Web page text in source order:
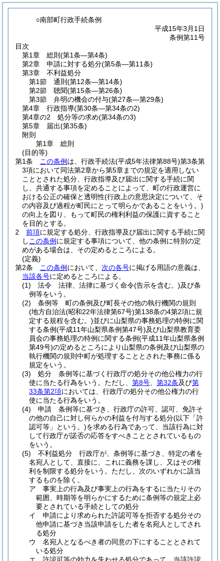
○南部町行政手続条例
平成15年3月1日
条例第11号
目次
第1章
総則 (第1条―第4条)
第2章
申請に対する処分(第5条―第11条)
第3章
不利益処分
第1節
通則 (第12条―第14条)
第2節
聴聞(第15条―第26条)
第3節
弁明の機会の付与(第27条―第29条)
第4章
行政指導(第30条―第34条の2)
第4章の2
処分等の求め(第34条の3)
第5章
届出(第35条)
附則
第1章
総則
(目的等)
第1条
この条例 は、行政手続法(平成5年法律第88号)第3条第
3項において同法第2章から第5章までの規定を適用しない
こととされた処分、行政指導及び届出に関する手続に関
し、共通する事項を定めることによって、町の行政運営に
おける公正の確保と透明性(行政上の意思決定について、そ
の内容及び過程が町民にとって明らかであることをいう。)
の向上を図り、もって町民の権利利益の保護に資すること
を目的とする。
2
前項に規定する処分、行政指導及び届出に関する手続に関
し この条例 に規定する事項について、他の条例に特別の定
めがある場合は、その定めるところによる。
(定義)
第2条
この条例 において、 次の各号に掲げる用語の意義は、
当該各号に定めるところによる。
(1)
法令 法律、法律に基づく命令(告示を含む。)及び条
例等をいう。
(2)
条例等 町の条例及び町長その他の執行機関の規則
(地方自治法(昭和22年法律第67号)第138条の4第2項に規
定する規程を含む。)並びに山梨県の事務処理の特例に関
する条例(平成11年山梨県条例第47号)及び山梨県教育委
員会の事務処理の特例に関する条例(平成11年山梨県条例
第49号)の定めるところにより山梨県の条例及び山梨県の
執行機関の規則中町が処理することとされた事務に係る
規定をいう。
(3)
処分 条例等に基づく行政庁の処分その他公権力の行
使に当たる行為をいう。 ただし、 第8号 第32条及び第
33条第2項においては、行政庁の処分その他公権力の行
使に当たる行為をいう。
(4)
申請 条例等に基づき、行政庁の許可、認可、免許そ
の他の自己に対し何らかの利益を付与する処分(以下「許
認可等」という。)を求める行為であって、当該行為に対
して行政庁が諾否の応答をすべきこととされているもの
をいう。
(5)
不利益処分 行政庁が、条例等に基づき、特定の者を
名宛人として、直接に、これに義務を課し、又はその権
利を制限する処分をいう。 ただし、次のいずれかに該当
するものを除く。
ア
事実上の行為及び事実上の行為をするに当たりその
範囲、時期等を明らかにするために条例等の規定上必
要とされている手続としての処分
イ
申請により求められた許認可等を拒否する処分その
他申請に基づき当該申請をした者を名宛人としてされ
る処分
ウ
名宛人となるべき者の同意の下にすることとされて
いる処分